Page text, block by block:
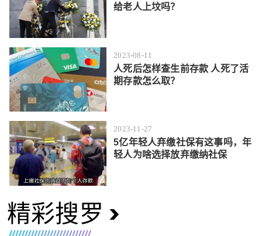
给老人上坟吗？
2023-08-11
人死后怎样查生前存款 人死了活
期存款怎么取？
2023-11-27
5亿年轻人弃缴社保有这事吗，年
轻人为啥选择放弃缴纳社保
精彩搜罗